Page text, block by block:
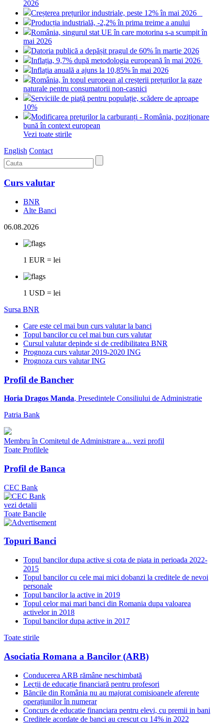
2026
Creșterea prețurilor industriale, peste 12% în mai 2026
Producția industrială, -2,2% în prima treime a anului
România, singurul stat UE în care motorina s-a scumpit în
mai 2026
Datoria publică a depășit pragul de 60% în martie 2026
Inflația, 9,7% după metodologia europeană în mai 2026
Inflația anuală a ajuns la 10,85% în mai 2026
România, în topul european al creșterii prețurilor la gaze
naturale pentru consumatorii non-casnici
Serviciile de piață pentru populație, scădere de aproape
10%
Modificarea prețurilor la carburanți - România, poziționare
bună în context european
Vezi toate stirile
English Contact
Curs valutar
BNR
Alte Banci
06.08.2026
1 EUR = lei
1 USD = lei
Sursa BNR
Care este cel mai bun curs valutar la banci
Topul bancilor cu cel mai bun curs valutar
Cursul valutar depinde si de credibilitatea BNR
Prognoza curs valutar 2019-2020 ING
Prognoza curs valutar ING
Profil de Bancher
Horia Dragos Manda, Presedintele Consiliului de Administratie
Patria Bank
Membru în Comitetul de Administrare a... vezi profil
Toate Profilele
Profil de Banca
CEC Bank
vezi detalii
Toate Bancile
Topuri Banci
Topul bancilor dupa active si cota de piata in perioada 2022-
2015
Topul bancilor cu cele mai mici dobanzi la creditele de nevoi
personale
Topul bancilor la active in 2019
Topul celor mai mari banci din Romania dupa valoarea
activelor in 2018
Topul bancilor dupa active in 2017
Toate stirile
Asociatia Romana a Bancilor (ARB)
Conducerea ARB rămâne neschimbată
Lecții de educație financiară pentru profesori
Băncile din România nu au majorat comisioanele aferente
operațiunilor în numerar
Concurs de educatie financiara pentru elevi, cu premii in bani
Creditele acordate de banci au crescut cu 14% in 2022